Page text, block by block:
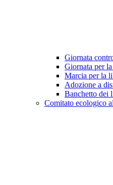
Giornata
Giornata per la
Marcia per la
Adozione a
Banchetto dei
Comitato ecologico